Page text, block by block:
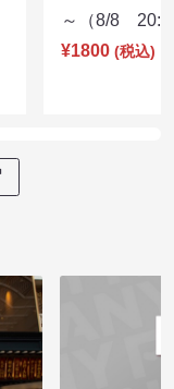
～（8/8
¥1800 (税込)